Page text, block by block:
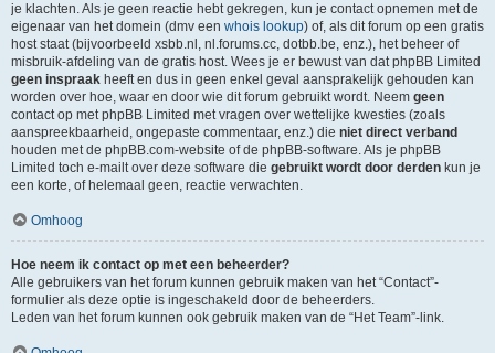
je klachten. Als je geen reactie hebt gekregen, kun je contact opnemen met de
eigenaar van het domein (dmv een whois lookup) of, als dit forum op een gratis
host staat (bijvoorbeeld xsbb.nl, nl.forums.cc, dotbb.be, enz.), het beheer of
misbruik-afdeling van de gratis host. Wees je er bewust van dat phpBB Limited
geen inspraak heeft en dus in geen enkel geval aansprakelijk gehouden kan
worden over hoe, waar en door wie dit forum gebruikt wordt. Neem geen
contact op met phpBB Limited met vragen over wettelijke kwesties (zoals
aanspreekbaarheid, ongepaste commentaar, enz.) die niet direct verband
houden met de phpBB.com-website of de phpBB-software. Als je phpBB
Limited toch e-mailt over deze software die gebruikt wordt door derden kun je
een korte, of helemaal geen, reactie verwachten.
Omhoog
Hoe neem ik contact op met een beheerder?
Alle gebruikers van het forum kunnen gebruik maken van het “Contact”-
formulier als deze optie is ingeschakeld door de beheerders.
Leden van het forum kunnen ook gebruik maken van de “Het Team”-link.